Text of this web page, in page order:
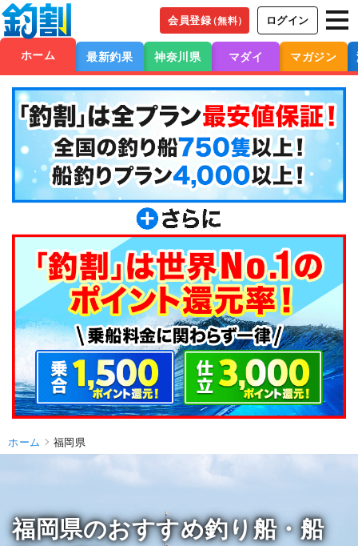
会員登録（無料） ログイン
ホーム 最新釣果 神奈川県 マダイ マガジン
ホーム 福岡県
福岡県のおすすめ釣り船・船